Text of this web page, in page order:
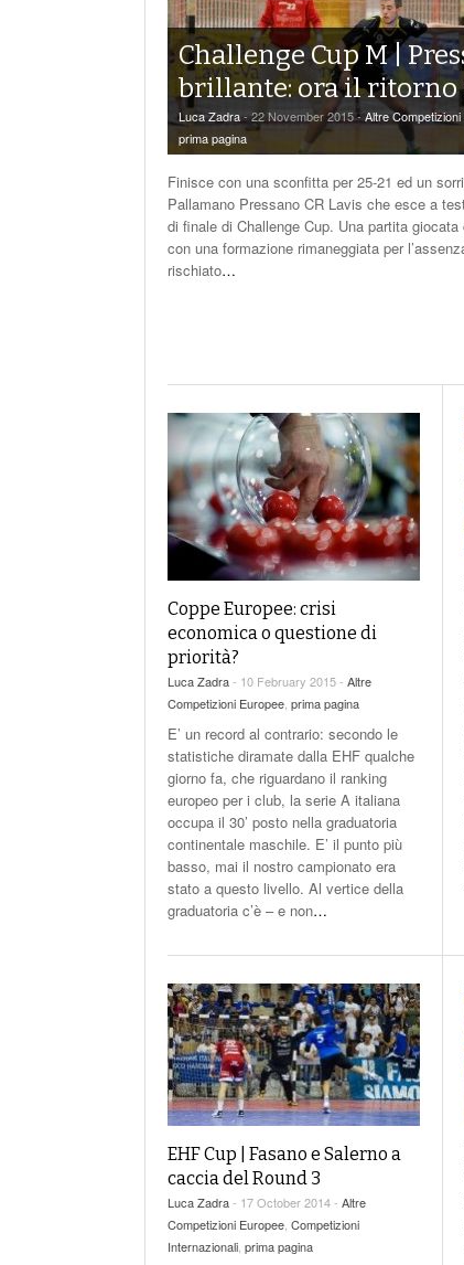
Challenge Cup M |
brillante: ora il ritorno
Luca Zadra- 22 November 2015 -Altre
prima pagina
Finisce con una sconfitta per 25-21 ed un
Pallamano Pressano CR Lavis che esce a
di finale di Challenge Cup. Una partita
con una formazione rimaneggiata per
rischiato…
Coppe Europee: crisi
economica o questione di
priorità?
Luca Zadra- 10 February 2015 - Altre
Competizioni Europee prima pagina
E’ un record al contrario: secondo le
statistiche diramate dalla EHF qualche
giorno fa, che riguardano il ranking
europeo per i club, la serie A italiana
occupa il 30’ posto nella graduatoria
continentale maschile. E’ il punto più
basso, mai il nostro campionato era
stato a questo livello. Al vertice della
graduatoria c’è – e non…
EHF Cup | Fasano e Salerno a
caccia del Round 3
Luca Zadra- 17 October 2014 - Altre
Competizioni Europee, Competizioni
Internazionali, prima pagina